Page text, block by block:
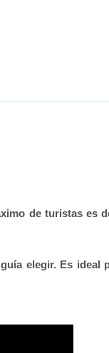
de turistas es
elegir. Es ideal